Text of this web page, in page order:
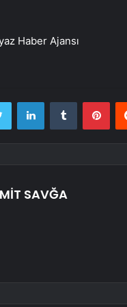
Haber Ajansı
Twitter LinkedInTumblr
SAVĞA